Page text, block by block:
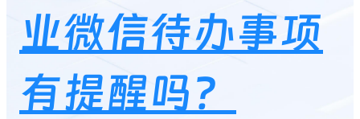
业微信待办事项
有提醒吗？